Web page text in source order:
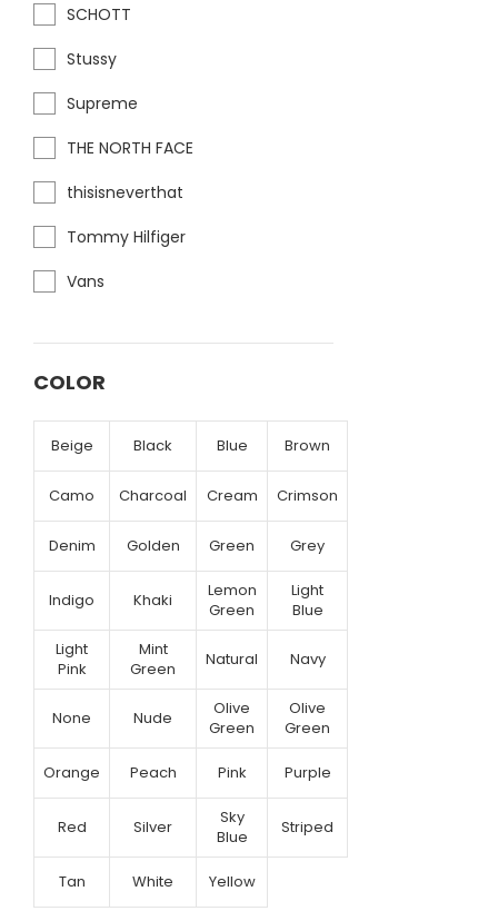
SCHOTT
Stussy
Supreme
THE NORTH FACE
thisisneverthat
Tommy Hilfiger
Vans
COLOR
Beige Black Blue Brown
Camo Charcoal Cream Crimson
Denim Golden Green Grey
Indigo Khaki
Lemon
Green
Light
Blue
Light
Pink
Mint
Green
Natural Navy
None Nude
Olive
Green
Olive
Green
Orange Peach Pink Purple
Red Silver
Sky
Blue
Striped
Tan White Yellow